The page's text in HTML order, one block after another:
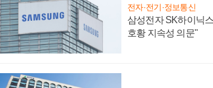
전자·전기·정보통신
삼성전자 SK하이닉
호황 지속성 의문"